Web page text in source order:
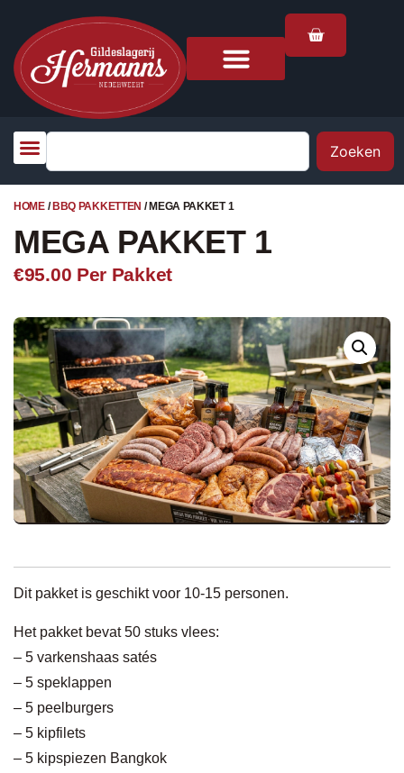
Zoeken
HOME/ BBQ PAKKETTEN / MEGA PAKKET 1
MEGA PAKKET 1
€95.00 Per Pakket
Dit pakket is geschikt voor 10-15 personen.
Het pakket bevat 50 stuks vlees:
– 5 varkenshaas satés
– 5 speklappen
– 5 peelburgers
– 5 kipfilets
– 5 kipspiezen Bangkok